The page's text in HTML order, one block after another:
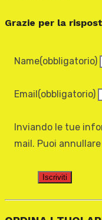
Grazie per la
Name(obbligatorio)
Email (obbligatorio)
Inviando le tue
mail. Puoi
Iscriviti